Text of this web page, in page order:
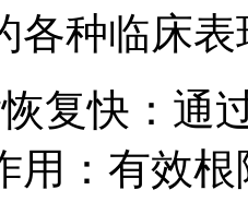
各种临床表
复快：通
用：有效